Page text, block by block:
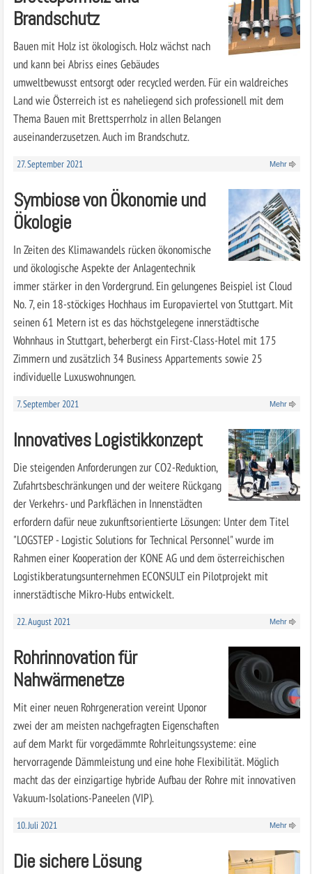
Brandschutz
Bauen mit Holz ist ökologisch. Holz wächst nach
und kann bei Abriss eines Gebäudes
umweltbewusst entsorgt oder recycled werden. Für ein waldreiches
Land wie Österreich ist es naheliegend sich professionell mit dem
Thema Bauen mit Brettsperrholz in allen Belangen
auseinanderzusetzen. Auch im Brandschutz.
27. September 2021 Mehr
Symbiose von Ökonomie und
Ökologie
In Zeiten des Klimawandels rücken ökonomische
und ökologische Aspekte der Anlagentechnik
immer stärker in den Vordergrund. Ein gelungenes Beispiel ist Cloud
No. 7, ein 18-stöckiges Hochhaus im Europaviertel von Stuttgart. Mit
seinen 61 Metern ist es das höchstgelegene innerstädtische
Wohnhaus in Stuttgart, beherbergt ein First-Class-Hotel mit 175
Zimmern und zusätzlich 34 Business Appartements sowie 25
individuelle Luxuswohnungen.
7. September 2021 Mehr
Innovatives Logistikkonzept
Die steigenden Anforderungen zur CO2-Reduktion,
Zufahrtsbeschränkungen und der weitere Rückgang
der Verkehrs- und Parkflächen in Innenstädten
erfordern dafür neue zukunftsorientierte Lösungen: Unter dem Titel
"LOGSTEP - Logistic Solutions for Technical Personnel" wurde im
Rahmen einer Kooperation der KONE AG und dem österreichischen
Logistikberatungsunternehmen ECONSULT ein Pilotprojekt mit
innerstädtische Mikro-Hubs entwickelt.
22. August 2021 Mehr
Rohrinnovation für
Nahwärmenetze
Mit einer neuen Rohrgeneration vereint Uponor
zwei der am meisten nachgefragten Eigenschaften
auf dem Markt für vorgedämmte Rohrleitungssysteme: eine
hervorragende Dämmleistung und eine hohe Flexibilität. Möglich
macht das der einzigartige hybride Aufbau der Rohre mit innovativen
Vakuum-Isolations-Paneelen (VIP).
10. Juli 2021 Mehr
Die sichere Lösung